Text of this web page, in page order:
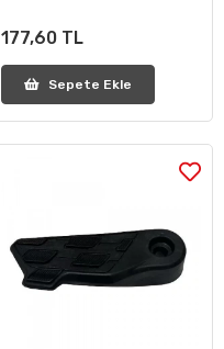
177,60 TL
Sepete Ekle